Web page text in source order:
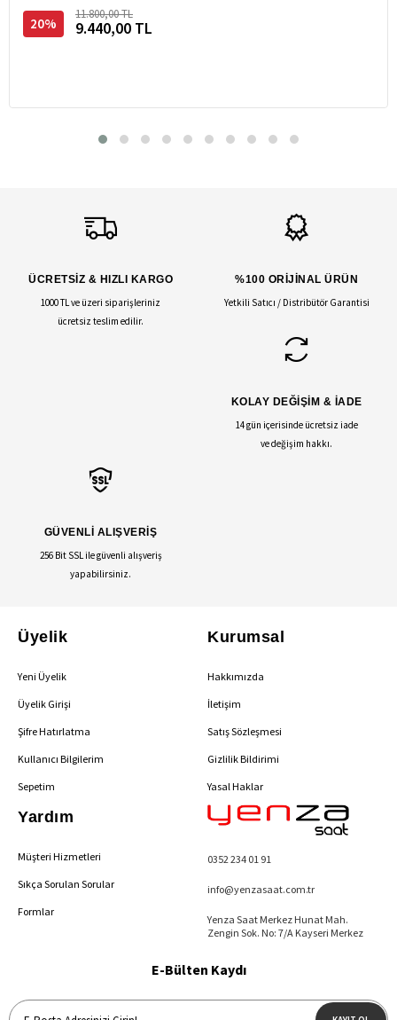
20%
11.800,00 TL
9.440,00 TL
ÜCRETSİZ & HIZLI KARGO
1000 TL ve üzeri siparişleriniz
ücretsiz teslim edilir.
%100 ORİJİNAL ÜRÜN
Yetkili Satıcı / Distribütör Garantisi
KOLAY DEĞİŞİM & İADE
14 gün içerisinde ücretsiz iade
ve değişim hakkı.
GÜVENLİ ALIŞVERİŞ
256 Bit SSL ile güvenli alışveriş
yapabilirsiniz.
Üyelik
Yeni Üyelik
Üyelik Girişi
Şifre Hatırlatma
Kullanıcı Bilgilerim
Sepetim
Kurumsal
Hakkımızda
İletişim
Satış Sözleşmesi
Gizlilik Bildirimi
Yasal Haklar
Yardım
Müşteri Hizmetleri
Sıkça Sorulan Sorular
Formlar
0352 234 01 91
info@yenzasaat.com.tr
Yenza Saat Merkez Hunat Mah.
Zengin Sok. No: 7/A Kayseri Merkez
E-Bülten Kaydı